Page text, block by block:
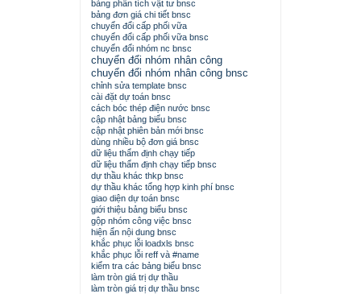
bảng phân tích vật tư bnsc
bảng đơn giá chi tiết bnsc
chuyển đổi cấp phối vữa
chuyển đổi cấp phối vữa bnsc
chuyển đổi nhóm nc bnsc
chuyển đổi nhóm nhân công
chuyển đổi nhóm nhân công bnsc
chỉnh sửa template bnsc
cài đặt dự toán bnsc
cách bóc thép điện nước bnsc
cập nhật bảng biểu bnsc
cập nhật phiên bản mới bnsc
dùng nhiều bộ đơn giá bnsc
dữ liệu thẩm định chạy tiếp
dữ liệu thẩm định chạy tiếp bnsc
dự thầu khác thkp bnsc
dự thầu khác tổng hợp kinh phí bnsc
giao diện dự toán bnsc
giới thiệu bảng biểu bnsc
gộp nhóm công việc bnsc
hiện ẩn nội dung bnsc
khắc phục lỗi loadxls bnsc
khắc phục lỗi reff và #name
kiểm tra các bảng biểu bnsc
làm tròn giá trị dự thầu
làm tròn giá trị dự thầu bnsc